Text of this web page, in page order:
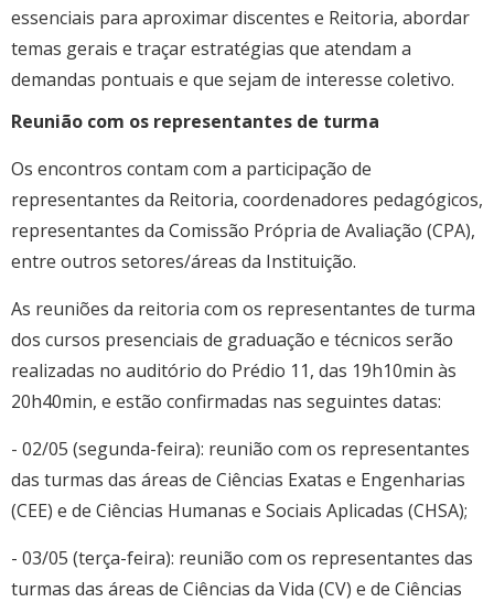
essenciais para aproximar discentes e Reitoria, abordar
temas gerais e traçar estratégias que atendam a
demandas pontuais e que sejam de interesse coletivo.
Reunião com os representantes de turma
Os encontros contam com a participação de
representantes da Reitoria, coordenadores pedagógicos,
representantes da Comissão Própria de Avaliação (CPA),
entre outros setores/áreas da Instituição.
As reuniões da reitoria com os representantes de turma
dos cursos presenciais de graduação e técnicos serão
realizadas no auditório do Prédio 11, das 19h10min às
20h40min, e estão confirmadas nas seguintes datas:
- 02/05 (segunda-feira): reunião com os representantes
das turmas das áreas de Ciências Exatas e Engenharias
(CEE) e de Ciências Humanas e Sociais Aplicadas (CHSA);
- 03/05 (terça-feira): reunião com os representantes das
turmas das áreas de Ciências da Vida (CV) e de Ciências